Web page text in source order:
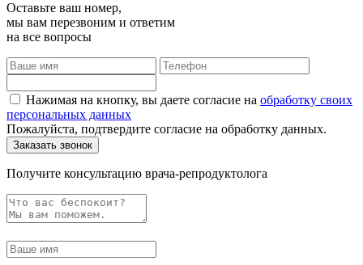
Оставьте ваш номер,
мы вам перезвоним и ответим
на все вопросы
Нажимая на кнопку, вы даете согласие на обработку своих
персональных данных
Пожалуйста, подтвердите согласие на обработку данных.
Получите консультацию врача-репродуктолога